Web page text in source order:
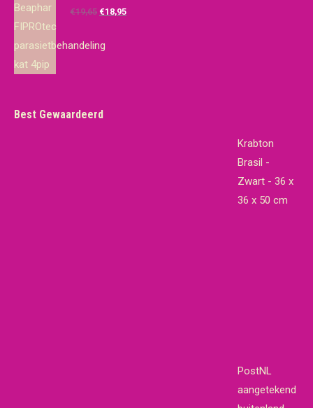
€14,95.€10,00.
€19,65 Oorspronkelijke
was:
€18,95Huidige
Best Gewaardeerd
Krabton
Brasil -
Zwart - 36 x
36 x 50 cm
PostNL
aangetekend